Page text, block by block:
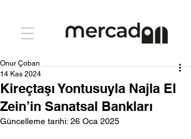
Kireçtaşı Yontusuyla Najla El
Zein’in Sanatsal Bankları
Onur Çoban
14 Kas 2024
Güncelleme tarihi: 26 Oca 2025